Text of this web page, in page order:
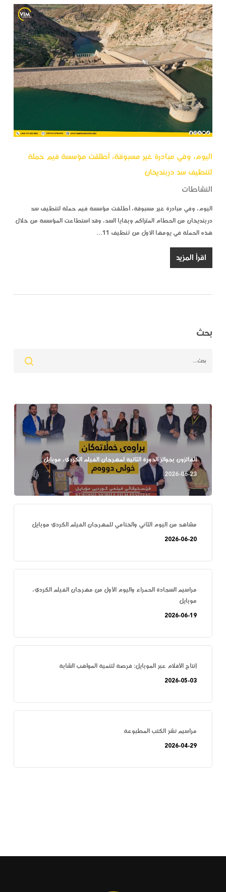
اليوم، وفي مبادرة غير مسبوقة، أطلقت مؤسسة فيم حملة
لتنظيف سد دربنديخان
النشاطات
اليوم، وفي مبادرة غير مسبوقة، أطلقت مؤسسة فيم حملة لتنظيف سد
دربنديخان من الحطام المتراكم وبقايا السد، وقد استطاعت المؤسسة من خلال
هذه الحملة في يومها الاول من تنظيف 11…
اقرأ المزيد
بحث
الفائزون بجوائز الدورة الثانية لمهرجان الفيلم الكردي، موبايل
2026-06-23
مشاهد من اليوم الثاني والختامي للمهرجان الفيلم الكردي موبايل
2026-06-20
مراسيم السجادة الحمراء واليوم الأول من مهرجان الفيلم الكردي،
موبايل
2026-06-19
إنتاج الأفلام عبر الموبايل: فرصة لتنمية المواهب الشابة
2026-05-03
مراسيم نشر الكتب المطبوعة
2026-04-29